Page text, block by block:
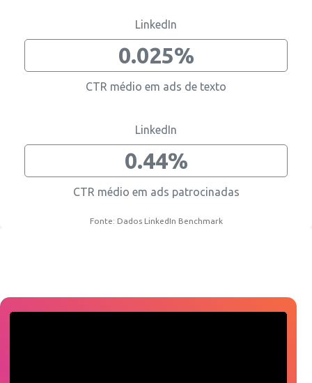
LinkedIn
0.025%
CTR médio em ads de texto
LinkedIn
0.44%
CTR médio em ads patrocinadas
Fonte: Dados LinkedIn Benchmark